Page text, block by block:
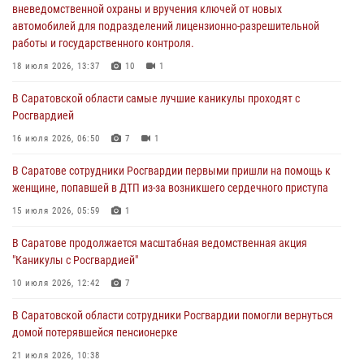
18 июля 2026, 13:37 10 1
В Саратовской области самые лучшие каникулы проходят с
Росгвардией
В Саратове сотрудники Росгвардии первыми пришли на помощь к
женщине, попавшей в ДТП из-за возникшего сердечного приступа
В Саратове продолжается масштабная ведомственная акция
"Каникулы с Росгвардией"
В Саратовской области при содействии спецназа Росгвардии
задержан подозреваемый в незаконном обороте наркотиков
вневедомственной охраны и вручения ключей от новых
автомобилей для подразделений лицензионно-разрешительной
работы и государственного контроля.
18 июля 2026, 13:37 10 1
В Саратовской области самые лучшие каникулы проходят с
Росгвардией
16 июля 2026, 06:50 7 1
В Саратове сотрудники Росгвардии первыми пришли на помощь к
женщине, попавшей в ДТП из-за возникшего сердечного приступа
15 июля 2026, 05:59 1
В Саратове продолжается масштабная ведомственная акция
"Каникулы с Росгвардией"
10 июля 2026, 12:42 7
В Саратовской области сотрудники Росгвардии помогли вернуться
домой потерявшейся пенсионерке
21 июля 2026, 10:38